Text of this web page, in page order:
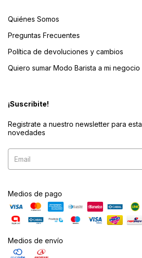
Quiénes Somos
Preguntas Frecuentes
Política de devoluciones y cambios
Quiero sumar Modo Barista a mi negocio
¡Suscribite!
Registrate a nuestro newsletter para
novedades
Medios de pago
Medios de envío